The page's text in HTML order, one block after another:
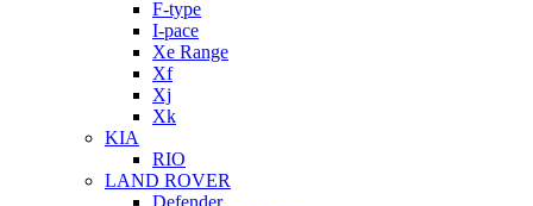
F-type
I-pace
Xe Range
Xf
Xj
Xk
KIA
RIO
LAND ROVER